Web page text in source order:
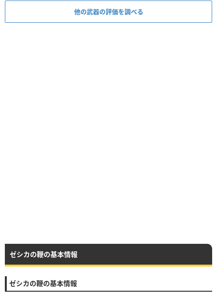
他の武器の評価を調べる
ゼシカの鞭の基本情報
ゼシカの鞭の基本情報